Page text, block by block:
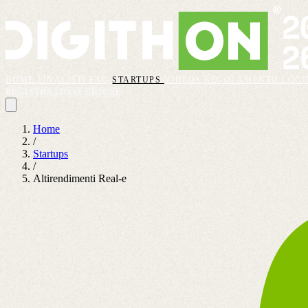
FAQSTARTUPS VIDEOS REGOLAMENTO
Home
/
Startups
/
Altirendimenti Real-e